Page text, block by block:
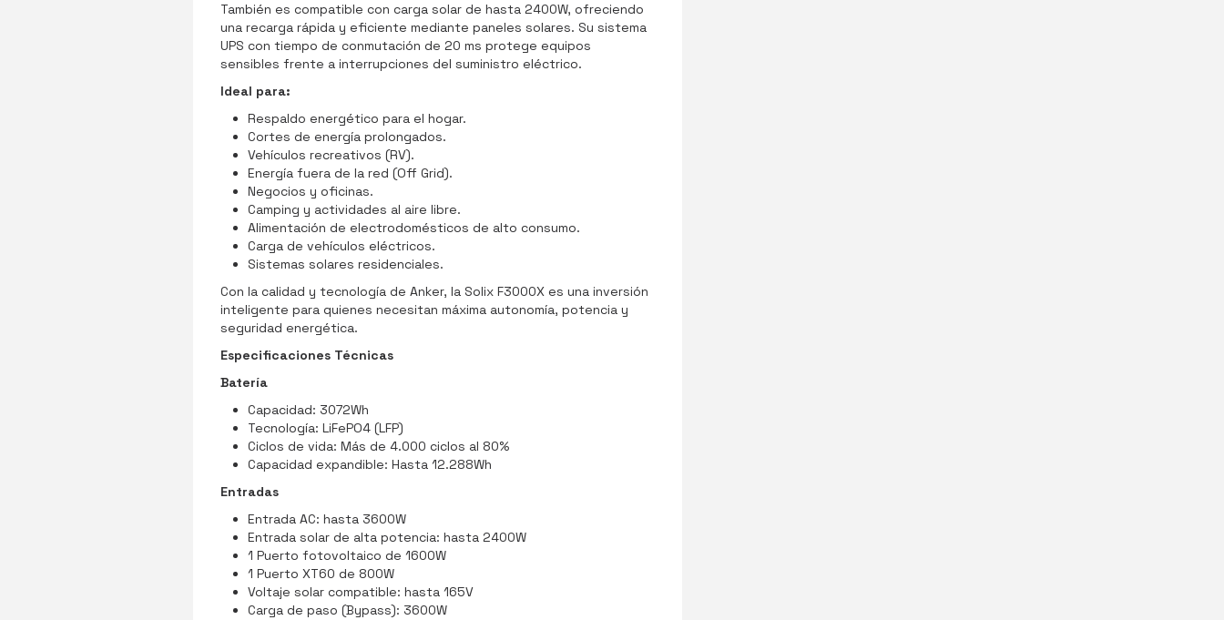
También es compatible con carga solar de hasta 2400W, ofreciendo
una recarga rápida y eficiente mediante paneles solares. Su sistema
UPS con tiempo de conmutación de 20 ms protege equipos
sensibles frente a interrupciones del suministro eléctrico.
Ideal para:
Respaldo energético para el hogar.
Cortes de energía prolongados.
Vehículos recreativos (RV).
Energía fuera de la red (Off Grid).
Negocios y oficinas.
Camping y actividades al aire libre.
Alimentación de electrodomésticos de alto consumo.
Carga de vehículos eléctricos.
Sistemas solares residenciales.
Con la calidad y tecnología de Anker, la Solix F3000X es una inversión
inteligente para quienes necesitan máxima autonomía, potencia y
seguridad energética.
Especificaciones Técnicas
Batería
Capacidad: 3072Wh
Tecnología: LiFePO4 (LFP)
Ciclos de vida: Más de 4.000 ciclos al 80%
Capacidad expandible: Hasta 12.288Wh
Entradas
Entrada AC: hasta 3600W
Entrada solar de alta potencia: hasta 2400W
1 Puerto fotovoltaico de 1600W
1 Puerto XT60 de 800W
Voltaje solar compatible: hasta 165V
Carga de paso (Bypass): 3600W